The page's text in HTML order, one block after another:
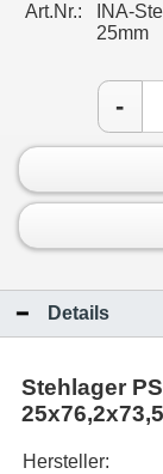
Art.Nr.:
INA-
25mm
-
Details
Stehlager
25x76,2x73,5
Hersteller: